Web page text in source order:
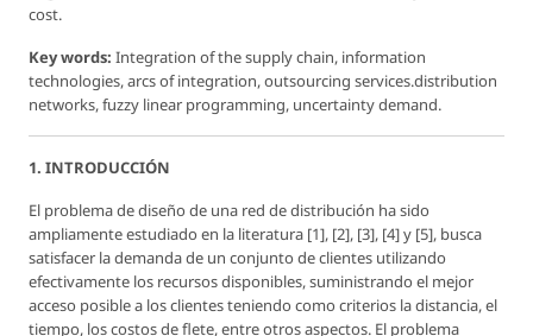
cost.
Key words: Integration of the supply chain, information
technologies, arcs of integration, outsourcing services.distribution
networks, fuzzy linear programming, uncertainty demand.
1. INTRODUCCIÓN
El problema de diseño de una red de distribución ha sido
ampliamente estudiado en la literatura [1], [2], [3], [4] y [5], busca
satisfacer la demanda de un conjunto de clientes utilizando
efectivamente los recursos disponibles, suministrando el mejor
acceso posible a los clientes teniendo como criterios la distancia, el
tiempo, los costos de flete, entre otros aspectos. El problema